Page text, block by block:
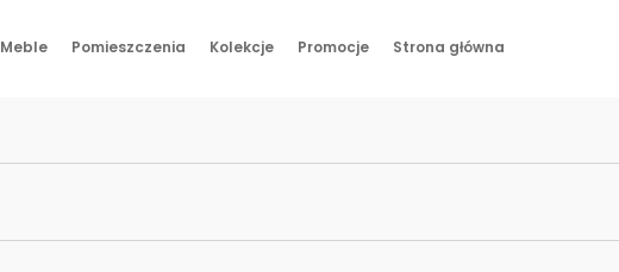
Meble Pomieszczenia Kolekcje Promocje Strona główna
Promocje